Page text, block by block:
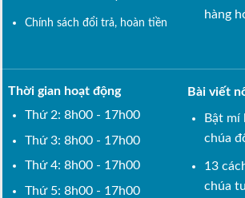
Chính sách đổi trả, hoàn tiền
hàng
Thời gian hoạt động
Thứ 2: 8h00 - 17h00
Thứ 3: 8h00 - 17h00
Thứ 4: 8h00 - 17h00
Thứ 5: 8h00 - 17h00
Bài viết
Bật
chúa
13
chúa